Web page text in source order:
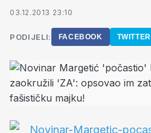
03.12.2013 23:10
PODIJELI: FACEBOOK TWITTER